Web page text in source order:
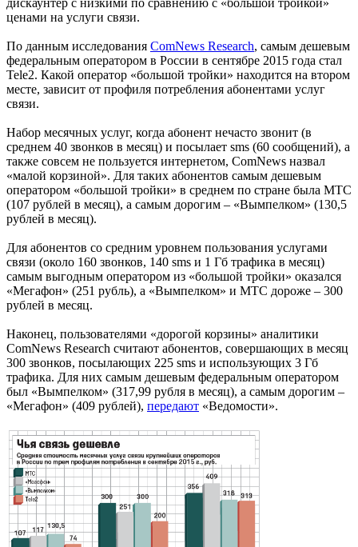
дискаунтер с низкими по сравнению с «большой тройкой»
ценами на услуги связи.
По данным исследования ComNews Research, самым дешевым
федеральным оператором в России в сентябре 2015 года стал
Tele2. Какой оператор «большой тройки» находится на втором
месте, зависит от профиля потребления абонентами услуг
связи.
Набор месячных услуг, когда абонент нечасто звонит (в
среднем 40 звонков в месяц) и посылает sms (60 сообщений), а
также совсем не пользуется интернетом, ComNews назвал
«малой корзиной». Для таких абонентов самым дешевым
оператором «большой тройки» в среднем по стране была МТС
(107 рублей в месяц), а самым дорогим – «Вымпелком» (130,5
рублей в месяц).
Для абонентов со средним уровнем пользования услугами
связи (около 160 звонков, 140 sms и 1 Гб трафика в месяц)
самым выгодным оператором из «большой тройки» оказался
«Мегафон» (251 рубль), а «Вымпелком» и МТС дороже – 300
рублей в месяц.
Наконец, пользователями «дорогой корзины» аналитики
ComNews Research считают абонентов, совершающих в месяц
300 звонков, посылающих 225 sms и использующих 3 Гб
трафика. Для них самым дешевым федеральным оператором
был «Вымпелком» (317,99 рубля в месяц), а самым дорогим –
«Мегафон» (409 рублей), передают «Ведомости».